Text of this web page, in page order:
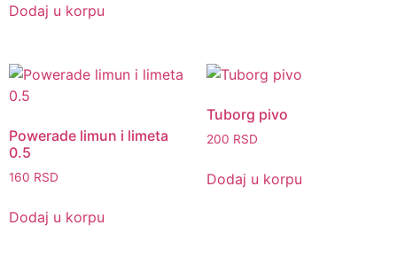
Dodaj u korpu
Powerade limun i limeta
0.5
160 RSD
Dodaj u korpu
Tuborg pivo
200 RSD
Dodaj u korpu